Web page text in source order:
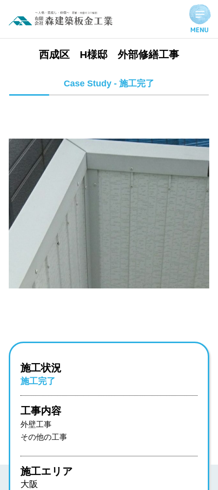
西成区 H様邸 外部修繕工事 | 施工完了実績
西成区 H様邸 外部修繕工事
Case Study - 施工完了
施工状況
施工完了
工事内容
外壁工事
その他の工事
施工エリア
大阪